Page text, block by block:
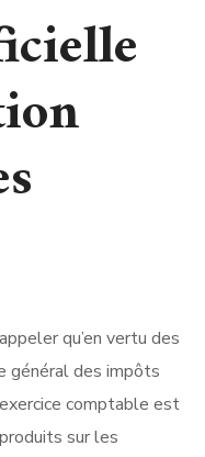
qu’en vertu des
général des impôts
comptable est
sur les